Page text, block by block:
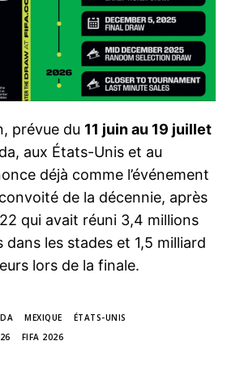
prévue du 11 juin au 19 juillet
aux États-Unis et au
déjà comme l’événement
de la décennie, après
qui avait réuni 3,4 millions
dans les stades et 1,5 milliard
lors de la finale.
MEXIQUE
ÉTATS-UNIS
FIFA 2026